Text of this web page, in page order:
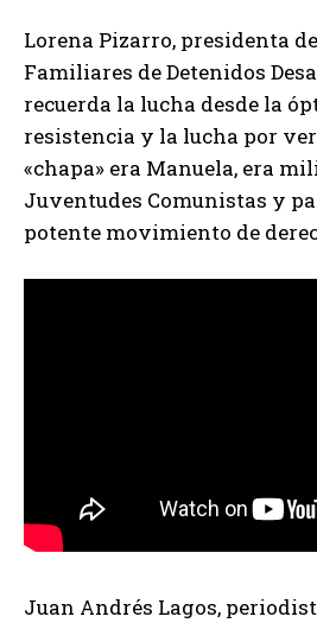
Lorena Pizarro, presidenta
Familiares de Detenidos
recuerda la lucha desde la
resistencia y la lucha por
«chapa» era Manuela, era
Juventudes Comunistas y
potente movimiento de
Juan Andrés Lagos,